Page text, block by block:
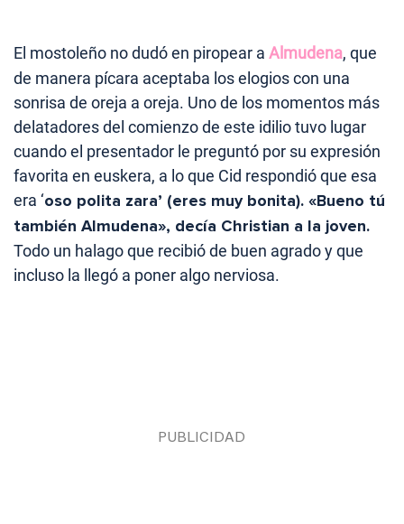
El mostoleño no dudó en piropear a Almudena, que
de manera pícara aceptaba los elogios con una
sonrisa de oreja a oreja. Uno de los momentos más
delatadores del comienzo de este idilio tuvo lugar
cuando el presentador le preguntó por su expresión
favorita en euskera, a lo que Cid respondió que esa
era ‘oso polita zara’ (eres muy bonita). «Bueno tú
también Almudena», decía Christian a la joven.
Todo un halago que recibió de buen agrado y que
incluso la llegó a poner algo nerviosa.